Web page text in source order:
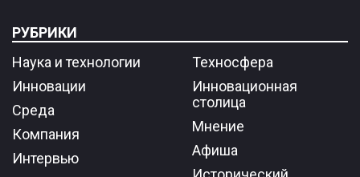
РУБРИКИ
Наука и технологии
Инновации
Среда
Компания
Интервью
Техносфера
Инновационная
столица
Мнение
Афиша